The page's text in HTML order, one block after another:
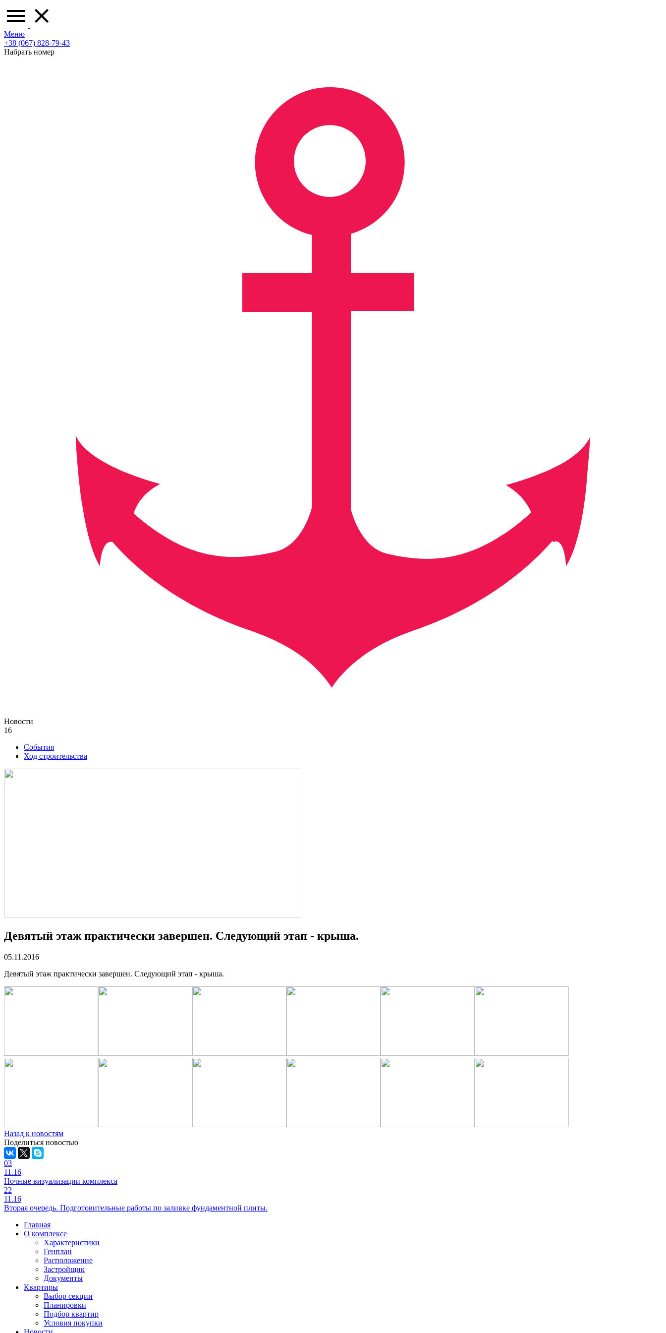
Меню
+38 (067) 828-79-43
Набрать номер
Новости
16
События
Ход строительства
Девятый этаж практически завершен. Следующий этап - крыша.
05.11.2016
Девятый этаж практически завершен. Следующий этап - крыша.
Назад к новостям
Поделиться новостью
03
11.16
Ночные визуализации комплекса
22
11.16
Вторая очередь. Подготовительные работы по заливке фундаментной плиты.
Главная
О комплексе
Характеристики
Генплан
Расположение
Застройщик
Документы
Квартиры
Выбор секции
Планировки
Подбор квартир
Условия покупки